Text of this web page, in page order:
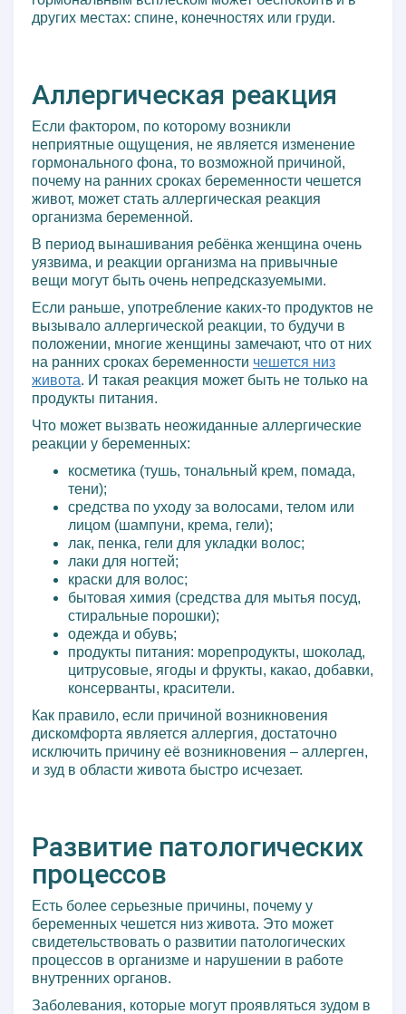
других местах: спине, конечностях или груди.
Аллергическая реакция
Если фактором, по которому возникли
неприятные ощущения, не является изменение
гормонального фона, то возможной причиной,
почему на ранних сроках беременности чешется
живот, может стать аллергическая реакция
организма беременной.
В период вынашивания ребёнка женщина очень
уязвима, и реакции организма на привычные
вещи могут быть очень непредсказуемыми.
Если раньше, употребление каких-то продуктов не
вызывало аллергической реакции, то будучи в
положении, многие женщины замечают, что от них
на ранних сроках беременности чешется низ
живота. И такая реакция может быть не только на
продукты питания.
Что может вызвать неожиданные аллергические
реакции у беременных:
косметика (тушь, тональный крем, помада,
тени);
средства по уходу за волосами, телом или
лицом (шампуни, крема, гели);
лак, пенка, гели для укладки волос;
лаки для ногтей;
краски для волос;
бытовая химия (средства для мытья посуд,
стиральные порошки);
одежда и обувь;
продукты питания: морепродукты, шоколад,
цитрусовые, ягоды и фрукты, какао, добавки,
консерванты, красители.
Как правило, если причиной возникновения
дискомфорта является аллергия, достаточно
исключить причину её возникновения – аллерген,
и зуд в области живота быстро исчезает.
Развитие патологических
процессов
Есть более серьезные причины, почему у
беременных чешется низ живота. Это может
свидетельствовать о развитии патологических
процессов в организме и нарушении в работе
внутренних органов.
Заболевания, которые могут проявляться зудом в